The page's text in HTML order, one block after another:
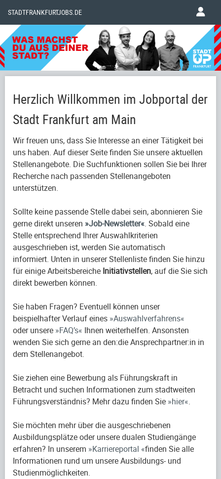
STADTFRANKFURTJOBS.DE
Herzlich Willkommen im Jobportal der
Stadt Frankfurt am Main
Wir freuen uns, dass Sie Interesse an einer Tätigkeit bei
uns haben. Auf dieser Seite finden Sie unsere aktuellen
Stellenangebote. Die Suchfunktionen sollen Sie bei Ihrer
Recherche nach passenden Stellenangeboten
unterstützen.
Sollte keine passende Stelle dabei sein, abonnieren Sie
gerne direkt unseren Job-Newsletter . Sobald eine
Stelle entsprechend Ihrer Auswahlkriterien
ausgeschrieben ist, werden Sie automatisch
informiert. Unten in unserer Stellenliste finden Sie hinzu
für einige Arbeitsbereiche Initiativstellen, auf die Sie sich
direkt bewerben können.
Sie haben Fragen? Eventuell können unser
beispielhafter Verlauf eines Auswahlverfahrens
oder unsere FAQ’s Ihnen weiterhelfen. Ansonsten
wenden Sie sich gerne an den:die Ansprechpartner:in in
dem Stellenangebot.
Sie ziehen eine Bewerbung als Führungskraft in
Betracht und suchen Informationen zum stadtweiten
Führungsverständnis? Mehr dazu finden Sie hier .
Sie möchten mehr über die ausgeschriebenen
Ausbildungsplätze oder unsere dualen Studiengänge
erfahren? In unserem
Karriereportal finden Sie alle
Informationen rund um unsere Ausbildungs- und
Studienmöglichkeiten.